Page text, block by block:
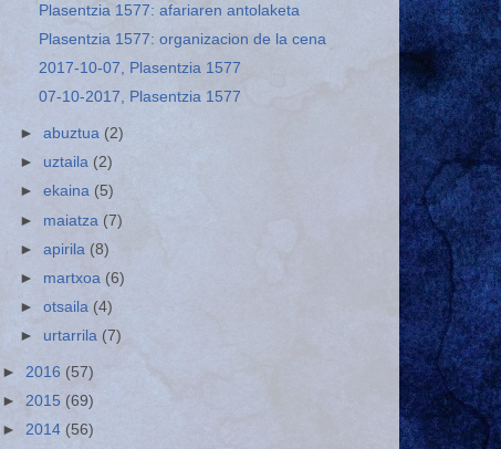
Plasentzia 1577: afariaren antolaketa
Plasentzia 1577: organizacion de la cena
2017-10-07, Plasentzia 1577
07-10-2017, Plasentzia 1577
►abuztua (2)
► uztaila (2)
►ekaina (5)
► maiatza (7)
►apirila (8)
► martxoa (6)
►otsaila (4)
► urtarrila (7)
► 2016 (57)
► 2015 (69)
► 2014 (56)